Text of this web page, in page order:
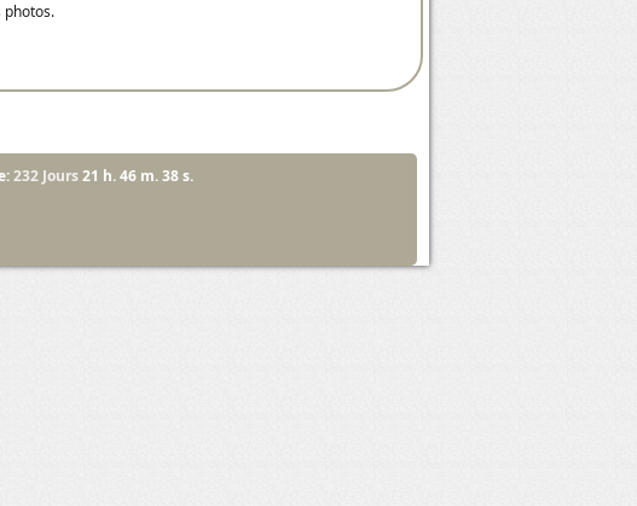
photos.
232 Jours 21 h. 46 m. 37 s.